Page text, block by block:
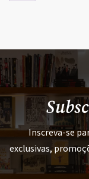
Inscreva-se
exclusivas,